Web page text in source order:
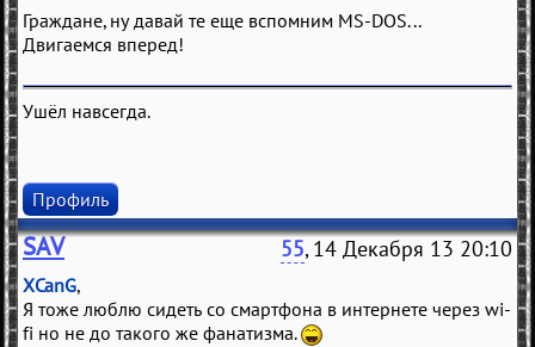
Граждане, ну давай те еще вспомним MS-DOS...
Двигаемся вперед!
Ушёл навсегда.
Профиль
SAV 55, 14 Декабря 13 20:10
XCanG,
Я тоже люблю сидеть со смартфона в интернете через wi-
fi но не до такого же фанатизма.